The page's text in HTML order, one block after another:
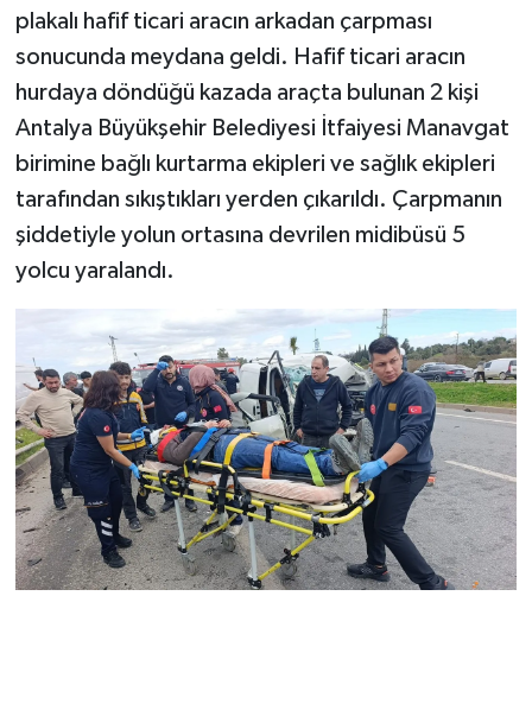
plakalı hafif ticari aracın arkadan çarpması
sonucunda meydana geldi. Hafif ticari aracın
hurdaya döndüğü kazada araçta bulunan 2 kişi
Antalya Büyükşehir Belediyesi İtfaiyesi Manavgat
birimine bağlı kurtarma ekipleri ve sağlık ekipleri
tarafından sıkıştıkları yerden çıkarıldı. Çarpmanın
şiddetiyle yolun ortasına devrilen midibüsü 5
yolcu yaralandı.